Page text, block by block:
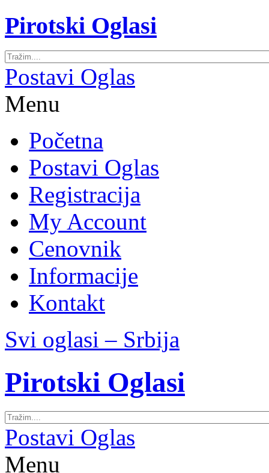
Pirotski Oglasi
Postavi Oglas
Menu
Početna
Postavi Oglas
Registracija
My Account
Cenovnik
Informacije
Kontakt
Svi oglasi – Srbija
Pirotski Oglasi
Postavi Oglas
Menu